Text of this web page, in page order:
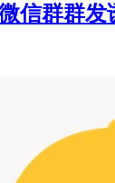
信群群